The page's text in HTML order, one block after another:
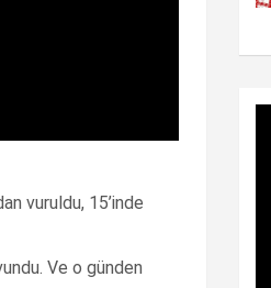
vuruldu, 15’inde
Ve o günden